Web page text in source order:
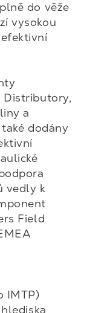
do věže
vysokou
Distributory,
a
dodány
vedly k
Field
IMTP)